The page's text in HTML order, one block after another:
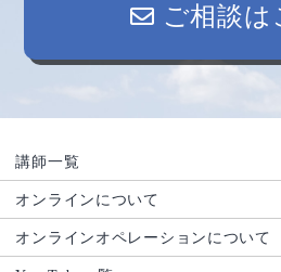
ご相談は
講師一覧
オンラインについて
オンラインオペレーションについて